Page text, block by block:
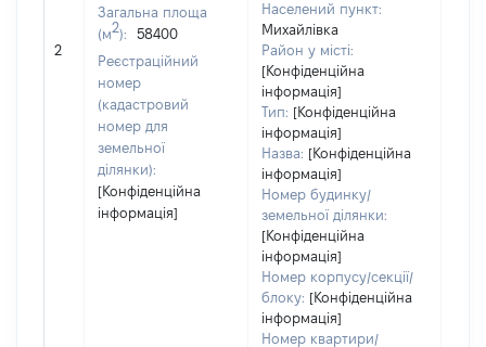
2
Загальна площа
(м2):
58400
Реєстраційний
номер
(кадастровий
номер для
земельної
ділянки):
[Конфіденційна
інформація]
Населений пункт:
Михайлівка
Район у місті:
[Конфіденційна
інформація]
Тип: [Конфіденційна
інформація]
Назва: [Конфіденційна
інформація]
Номер будинку/
земельної ділянки:
[Конфіденційна
інформація]
Номер корпусу/секції/
блоку: [Конфіденційна
інформація]
Номер квартири/